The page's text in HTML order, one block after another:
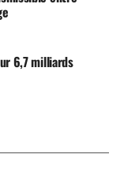
6,7 milliards